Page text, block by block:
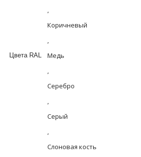
Цвета RAL
,
Коричневый
,
Медь
,
Серебро
,
Серый
,
Слоновая кость